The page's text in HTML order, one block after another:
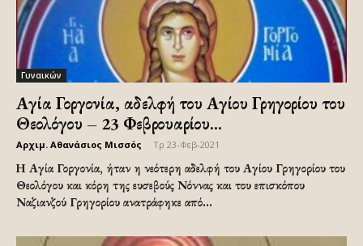
Γυναικών
Αγία Γοργονία, αδελφή του Αγίου Γρηγορίου του
Θεολόγου – 23 Φεβρουαρίου...
Αρχιμ. Αθανάσιος Μισσός Τρ 23-Φεβ-2021
Η Αγία Γοργονία, ήταν η νεότερη αδελφή του Αγίου Γρηγορίου του
Θεολόγου και κόρη της ευσεβούς Νόννας και του επισκόπου
Ναζιανζού Γρηγορίου ανατράφηκε από...